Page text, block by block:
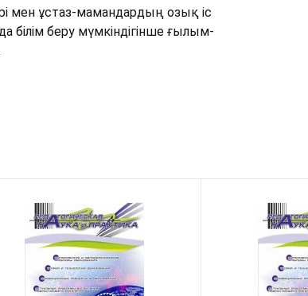
мен ұстаз-мамандардың озық іс
білім беру мүмкіндігінше ғылым-